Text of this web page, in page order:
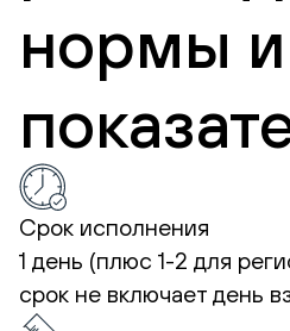
нормы и
Срок исполнения
1 день (плюс 1-2 для
срок не включает день